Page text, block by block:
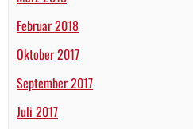
Februar 2018
Oktober 2017
September 2017
Juli 2017